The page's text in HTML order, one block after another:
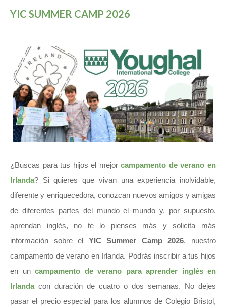
YIC SUMMER CAMP 2026
¿Buscas para tus hijos el mejorcampamento de verano en
Irlanda? Si quieres que vivan una experiencia inolvidable,
diferente y enriquecedora, conozcan nuevos amigos y amigas
de diferentes partes del mundo el mundo y, por supuesto,
aprendan inglés, no te lo pienses más y solicita más
información sobre el YIC Summer Camp 2026, nuestro
campamento de verano en Irlanda. Podrás inscribir a tus hijos
en un campamento de verano para aprender inglés en
Irlandacon duración de cuatro o dos semanas. No dejes
pasar el precio especial para los alumnos de Colegio Bristol,